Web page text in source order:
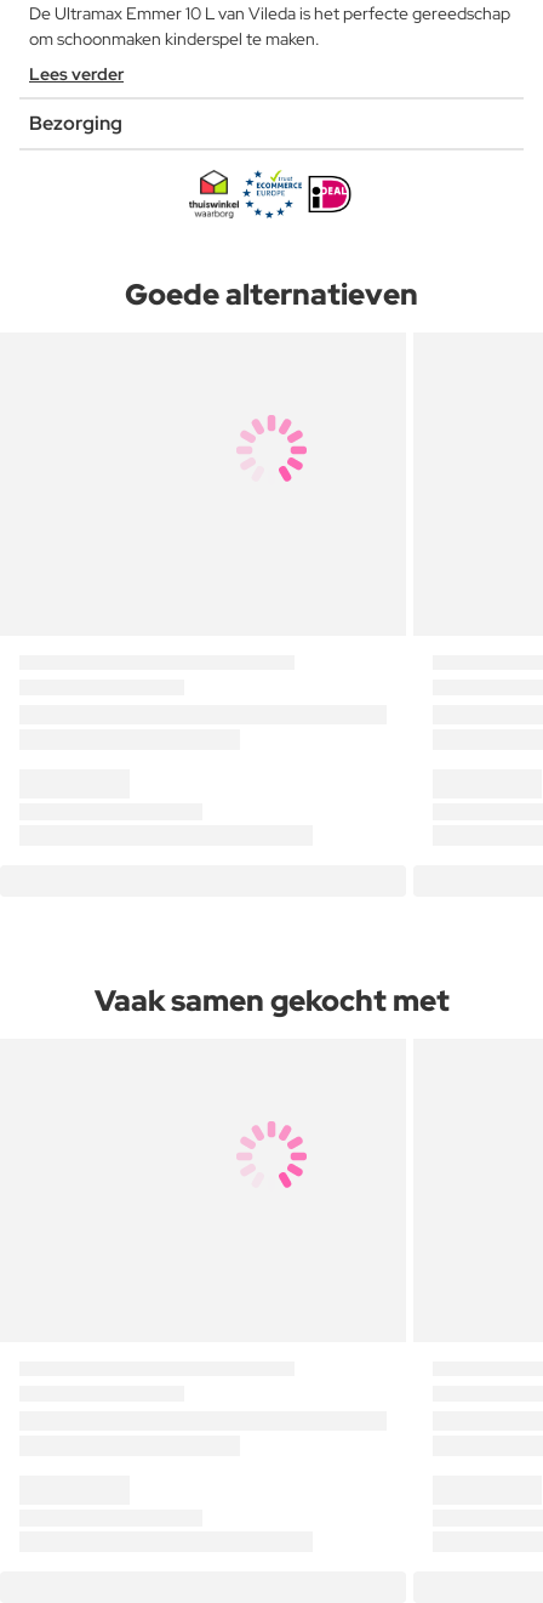
De Ultramax Emmer 10 L van Vileda is het perfecte gereedschap
om schoonmaken kinderspel te maken.
Lees verder
Bezorging
Goede alternatieven
Vaak samen gekocht met